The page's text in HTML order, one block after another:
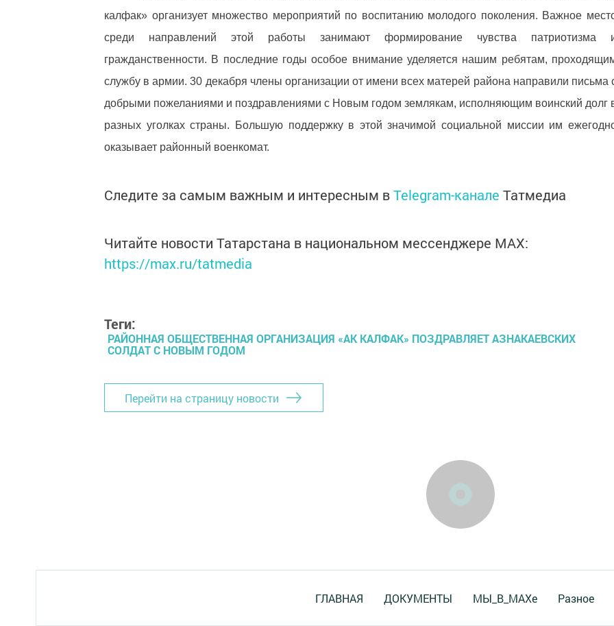
калфак» организует множество мероприятий по воспитанию молодого поколения. Важное
среди направлений этой работы занимают формирование чувства патриотизма
гражданственности. В последние годы особое внимание уделяется нашим ребятам,
службу в армии. 30 декабря члены организации от имени всех матерей района направили письма
добрыми пожеланиями и поздравлениями с Новым годом землякам, исполняющим воинский долг
разных уголках страны. Большую поддержку в этой значимой социальной миссии им
оказывает районный военкомат.
Следите за самым важным и интересным вTelegram-канале Татмедиа
Читайте новости Татарстана в национальном мессенджере MАХ:
https://max.ru/tatmedia
Теги:
РАЙОННАЯ ОБЩЕСТВЕННАЯ ОРГАНИЗАЦИЯ «АК КАЛФАК» ПОЗДРАВЛЯЕТ АЗНАКАЕВСКИХ
СОЛДАТ С НОВЫМ ГОДОМ
Перейти на страницу новости
ГЛАВНАЯ ДОКУМЕНТЫ МЫ_В_MAXе Разное